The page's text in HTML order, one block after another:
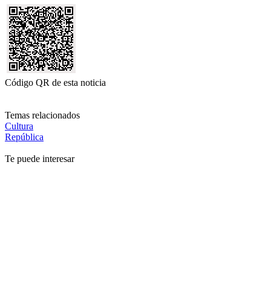
Código QR de esta noticia
Temas relacionados
Cultura
República
Te puede interesar